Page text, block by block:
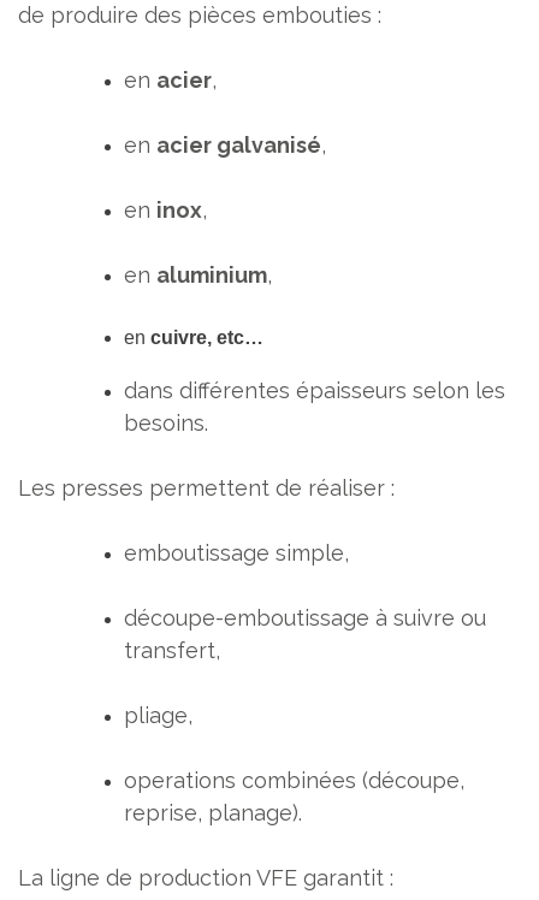
de produire des pièces embouties :
en acier,
en acier galvanisé,
en inox,
en aluminium,
en cuivre, etc…
dans différentes épaisseurs selon les
besoins.
Les presses permettent de réaliser :
emboutissage simple,
découpe-emboutissage à suivre ou
transfert,
pliage,
operations combinées (découpe,
reprise, planage).
La ligne de production VFE garantit :